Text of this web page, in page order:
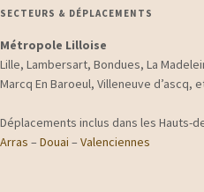
SECTEURS & DÉPLACEMENTS
Métropole Lilloise
Lille, Lambersart, Bondues, La
Marcq En Baroeul, Villeneuve d’ascq,
Déplacements inclus dans les Hauts-
Arras –Douai –Valenciennes